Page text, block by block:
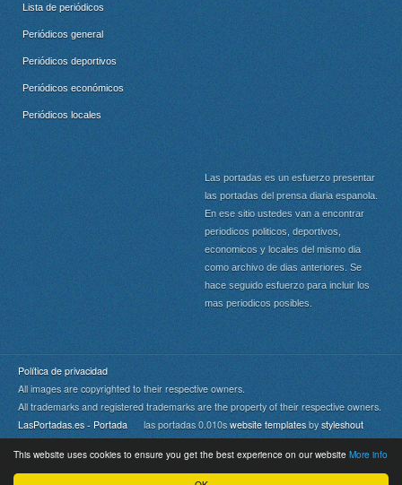
This website uses cookies to ensure you get the best experience on our website More info
Lista de periódicos
Periódicos general
Periódicos deportivos
Periódicos económicos
Periódicos locales
Las portadas es un esfuerzo presentar
las portadas del prensa diaria espanola.
En ese sitio ustedes van a encontrar
periodicos politicos, deportivos,
economicos y locales del mismo dia
como archivo de dias anteriores. Se
hace seguido esfuerzo para incluir los
mas periodicos posibles.
Política de privacidad
All images are copyrighted to their respective owners.
All trademarks and registered trademarks are the property of their respective owners.
LasPortadas.es - Portada las portadas 0.010s website templates by styleshout